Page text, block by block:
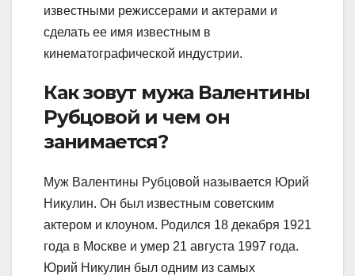
известными режиссерами и актерами и
сделать ее имя известным в
кинематографической индустрии.
Как зовут мужа Валентины
Рубцовой и чем он
занимается?
Муж Валентины Рубцовой называется Юрий
Никулин. Он был известным советским
актером и клоуном. Родился 18 декабря 1921
года в Москве и умер 21 августа 1997 года.
Юрий Никулин был одним из самых